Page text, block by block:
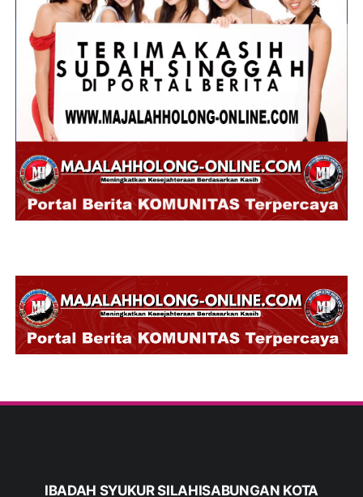
IBADAH SYUKUR SILAHISABUNGAN KOTA